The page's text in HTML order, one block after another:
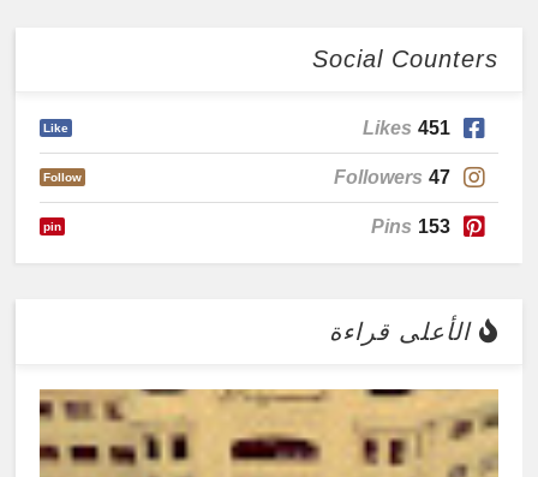
Social Counters
451
Likes
Like
47
Followers
Follow
153
Pins
pin
الأعلى قراءة